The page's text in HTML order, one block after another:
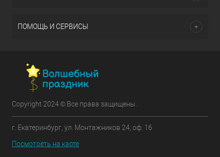
ПОМОЩЬ И СЕРВИСЫ
Copyright 2024 © Все права защищены.
г. Екатеринбург, ул. Монтажников 24, оф. 16
Посмотреть на карте